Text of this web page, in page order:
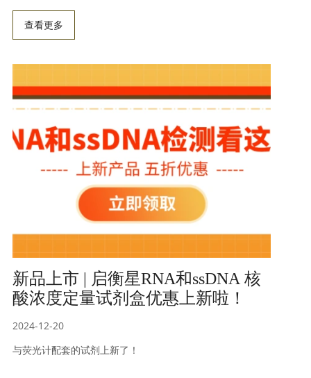
况，但传代次数增加会导致肿瘤组织保真度下降，需严格验
证和质量控制。该试剂盒采用双色荧光探针、双标准曲线绝
对定量 qPCR 方法，检测 PDX 模型总 DNA 中小鼠 DNA 比
人质粒 DNA 及基因组 DNA 样本都能准确定量，定量结果准
确。
查看更多
新品上市 | 启衡星RNA和ssDNA 核
酸浓度定量试剂盒优惠上新啦！
2024-12-20
与荧光计配套的试剂上新了！